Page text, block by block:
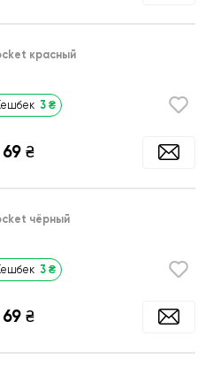
красный
3 ₴
69 ₴
чёрный
3 ₴
69 ₴